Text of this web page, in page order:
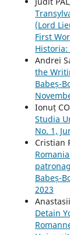
(Lord
First
Historia:
Andrei
the
Babeș-
Ionuț
Studia
No. 1,
Cristian
Babeș-
2023
Detain